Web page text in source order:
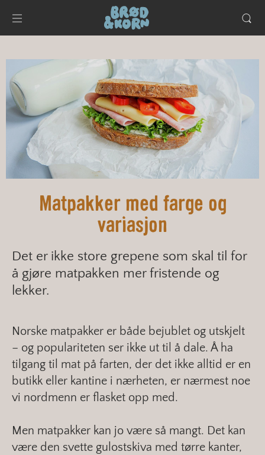
Matpakker med farge og
variasjon
Det er ikke store grepene som skal til for
å gjøre matpakken mer fristende og
lekker.
Norske matpakker er både bejublet og utskjelt
– og populariteten ser ikke ut til å dale. Å ha
tilgang til mat på farten, der det ikke alltid er en
butikk eller kantine i nærheten, er nærmest noe
vi nordmenn er flasket opp med.
Men matpakker kan jo være så mangt. Det kan
være den svette gulostskiva med tørre kanter,